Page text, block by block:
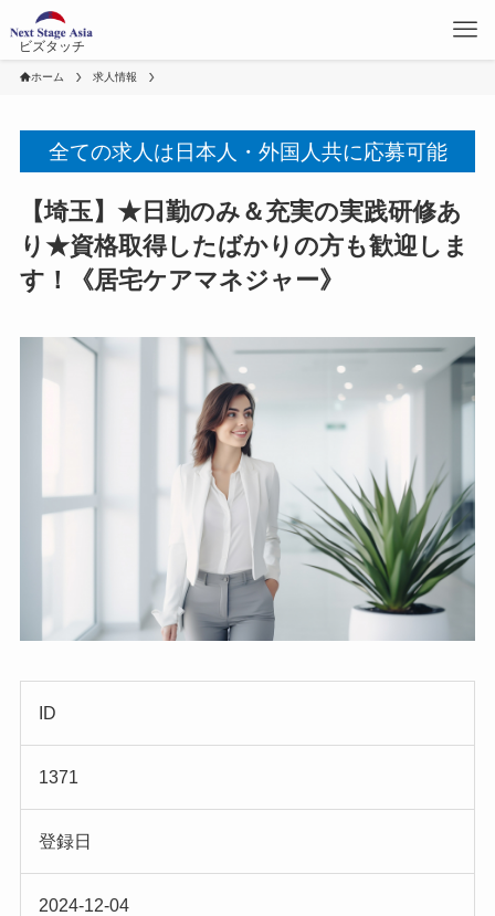
ビズタッチ
ホーム 求人情報
全ての求人は日本人・外国人共に応募可能
【埼玉】★日勤のみ＆充実の実践研修あ
り★資格取得したばかりの方も歓迎しま
す！《居宅ケアマネジャー》
ID
1371
登録日
2024-12-04